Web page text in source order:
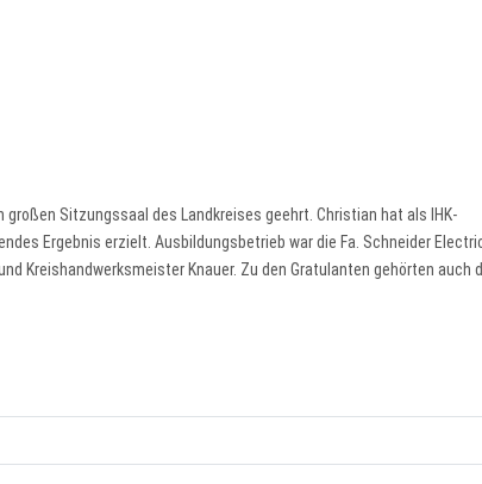
Sitzungssaal des Landkreises geehrt. Christian hat als IHK-
Ergebnis erzielt. Ausbildungsbetrieb war die Fa. Schneider
Kreishandwerksmeister Knauer. Zu den Gratulanten gehörten auch